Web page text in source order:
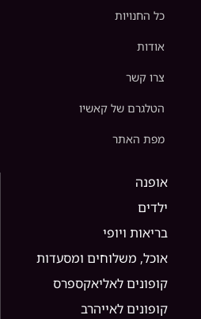
כל החנויות
אודות
צרו קשר
הטלגרם של קאשיו
מפת האתר
אופנה
ילדים
בריאות ויופי
אוכל, משלוחים ומסעדות
קופונים לאליאקספרס
קופונים לאייהרב